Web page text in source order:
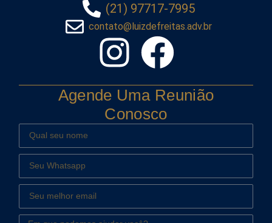
(21) 97717-7995
contato@luizdefreitas.adv.br
Agende Uma Reunião
Conosco